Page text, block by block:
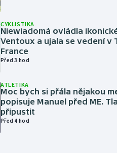
CYKLISTIKA
Niewiadomá ovládla
Ventoux a ujala se vedení v
France
Před 3 hod
ATLETIKA
Moc bych si přála nějakou
popisuje Manuel před ME.
připustit
Před 4 hod